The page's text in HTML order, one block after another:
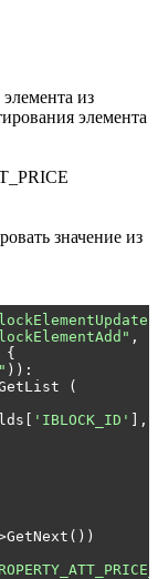
из
элемента
значение из
,
{
)):
(
'IBLOCK_ID' ],